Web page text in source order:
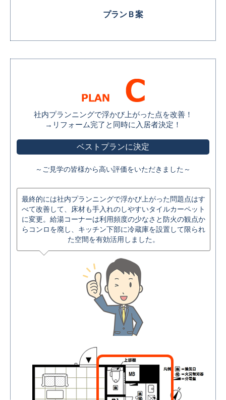
プランＢ案
社内プランニングで浮かび上がった点を改善！
→リフォーム完了と同時に入居者決定！
ベストプランに決定
～ご見学の皆様から高い評価をいただきました～
最終的には社内プランニングで浮かび上がった問題点はす
べて改善して、床材も手入れのしやすいタイルカーペット
に変更。給湯コーナーは利用頻度の少なさと防火の観点か
らコンロを廃し、キッチン下部に冷蔵庫を設置して限られ
た空間を有効活用しました。